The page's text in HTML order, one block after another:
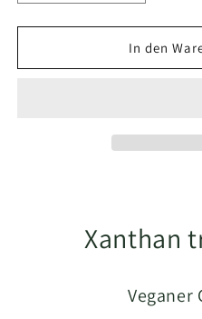
die
Menge
Xanthan
die
Menge
für
Xanthan
In den
Xanthan
Veganer